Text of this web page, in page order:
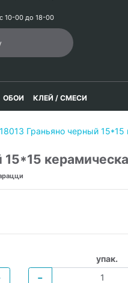
10-00 до 18-00
ОБОИ КЛЕЙ / СМЕСИ
18013 Граньяно черный
упак.
−